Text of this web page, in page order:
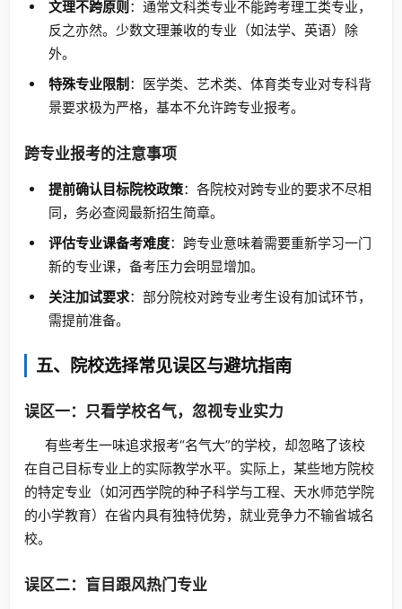
文理不跨原则 ：通常文科类专业不能跨考理工类专业，
反之亦然。少数文理兼收的专业（如法学、英语）除
外。
特殊专业限制 ：医学类、艺术类、体育类专业对专科背
景要求极为严格，基本不允许跨专业报考。
跨专业报考的注意事项
提前确认目标院校政策：各院校对跨专业的要求不尽相
同，务必查阅最新招生简章。
评估专业课备考难度：跨专业意味着需要重新学习一门
新的专业课，备考压力会明显增加。
关注加试要求：部分院校对跨专业考生设有加试环节，
需提前准备。
五、院校选择常见误区与避坑指南
误区一：只看学校名气，忽视专业实力
有些考生一味追求报考“名气大”的学校，却忽略了该校
在自己目标专业上的实际教学水平。实际上，某些地方院校
的特定专业（如河西学院的种子科学与工程、天水师范学院
的小学教育）在省内具有独特优势，就业竞争力不输省城名
校。
误区二：盲目跟风热门专业